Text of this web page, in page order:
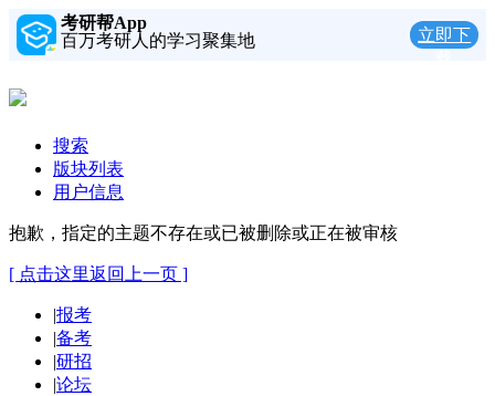
考研帮App
百万考研人的学习聚集地
立即下
搜索
版块列表
用户信息
抱歉，指定的主题不存在或已被删除或正在被审核
[ 点击这里返回上一页 ]
|报考
|备考
|研招
|论坛